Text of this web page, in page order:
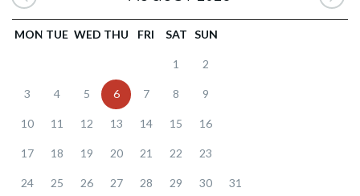
MON TUE WED THU FRI SAT SUN
1 2
3 4 5 6 7 8 9
10 11 12 13 14 15 16
17 18 19 20 21 22 23
24 25 26 27 28 29 30 31